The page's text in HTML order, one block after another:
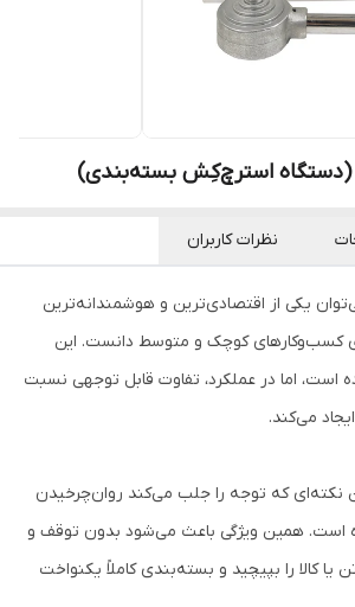
استرچ‌کِش بسته‌بندی)
نظرات کاربران
یکی از اقتصادی‌ترین و هوشمندانه‌ترین
کسب‌وکارهای کوچک و متوسط دانست. این
است، اما در عملکرد، تفاوت قابل توجهی نسبت
می‌کند.
نکته‌ای که توجه را جلب می‌کند روان‌چرخیدن
است. همین ویژگی باعث می‌شود بدون توقف و
یا کالا را بپیچید و بسته‌بندی کاملاً یکنواخت